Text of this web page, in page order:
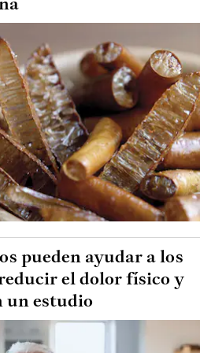
pueden ayudar a los
el dolor físico y
un estudio